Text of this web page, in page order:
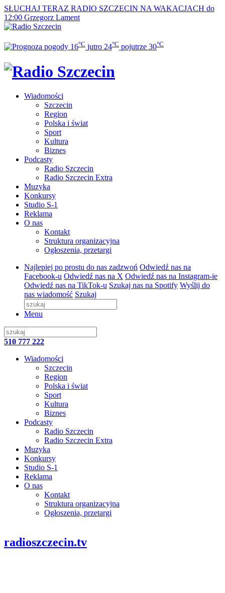
SŁUCHAJ TERAZ RADIO SZCZECIN NA WAKACJACH do
12:00 Grzegorz Lament
16°C jutro 24°C pojutrze 30°C
Wiadomości
Szczecin
Region
Polska i świat
Sport
Kultura
Biznes
Podcasty
Radio Szczecin
Radio Szczecin Extra
Muzyka
Konkursy
Studio S-1
Reklama
O nas
Kontakt
Struktura organizacyjna
Ogłoszenia, przetargi
Najlepiej po prostu do nas zadzwoń Odwiedź nas na
Facebook-u Odwiedź nas na X Odwiedź nas na Instagram-ie
Odwiedź nas na TikTok-u Szukaj nas na Spotify Wyślij do
nas wiadomość Szukaj
Menu
510 777 222
Wiadomości
Szczecin
Region
Polska i świat
Sport
Kultura
Biznes
Podcasty
Radio Szczecin
Radio Szczecin Extra
Muzyka
Konkursy
Studio S-1
Reklama
O nas
Kontakt
Struktura organizacyjna
Ogłoszenia, przetargi
radioszczecin.tv